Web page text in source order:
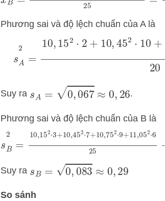
Phương sai và độ lệch chuẩn của A là
A2= 10,152 ⋅2 +10,45 2 ⋅10+
Suy ra s A =0 ,067 ≈0,26 .
Phương sai và độ lệch chuẩn của B là
B 10,152⋅3+10,452⋅7+10,752
Suy ra s B =0 ,083≈0, 29
So sánh